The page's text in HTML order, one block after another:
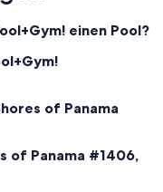
einen Pool?
of Panama
of Panama #1406,